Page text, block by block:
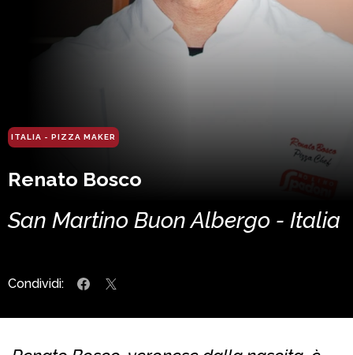
ITALIA - PIZZA MAKER
Renato Bosco
San Martino Buon Albergo - Italia
Condividi: